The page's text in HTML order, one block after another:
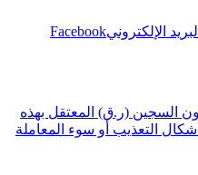
البريد الإلكترونيFacebook
السجين (ر.ق) المعتقل بهذه
التعذيب أو سوء المعاملة